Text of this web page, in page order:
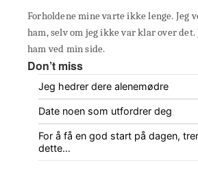
Forholdene mine varte ikke lenge. Jeg
ham, selv om jeg ikke var klar over det.
ham ved min side.
Don’t miss
Jeg hedrer dere alenemødre
Date noen som utfordrer deg
For å få en god start på dagen,
dette…